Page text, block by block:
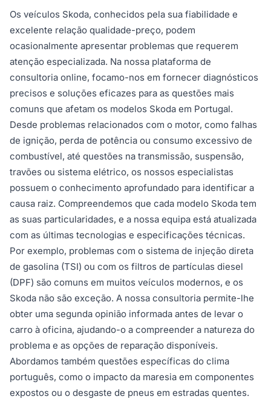
Os veículos Skoda, conhecidos pela sua fiabilidade e
excelente relação qualidade-preço, podem
ocasionalmente apresentar problemas que requerem
atenção especializada. Na nossa plataforma de
consultoria online, focamo-nos em fornecer diagnósticos
precisos e soluções eficazes para as questões mais
comuns que afetam os modelos Skoda em Portugal.
Desde problemas relacionados com o motor, como falhas
de ignição, perda de potência ou consumo excessivo de
combustível, até questões na transmissão, suspensão,
travões ou sistema elétrico, os nossos especialistas
possuem o conhecimento aprofundado para identificar a
causa raiz. Compreendemos que cada modelo Skoda tem
as suas particularidades, e a nossa equipa está atualizada
com as últimas tecnologias e especificações técnicas.
Por exemplo, problemas com o sistema de injeção direta
de gasolina (TSI) ou com os filtros de partículas diesel
(DPF) são comuns em muitos veículos modernos, e os
Skoda não são exceção. A nossa consultoria permite-lhe
obter uma segunda opinião informada antes de levar o
carro à oficina, ajudando-o a compreender a natureza do
problema e as opções de reparação disponíveis.
Abordamos também questões específicas do clima
português, como o impacto da maresia em componentes
expostos ou o desgaste de pneus em estradas quentes.